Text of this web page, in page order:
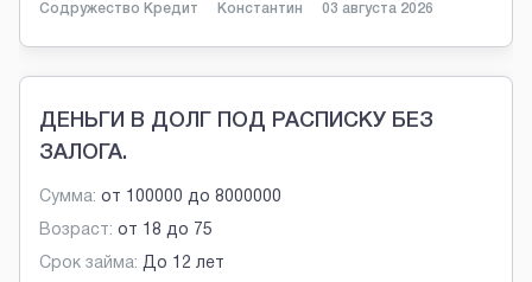
Содружество Кредит Константин 03 августа 2026
ДЕНЬГИ В ДОЛГ ПОД РАСПИСКУ БЕЗ
ЗАЛОГА.
Сумма: от 100000 до 8000000
Возраст: от 18 до 75
Срок займа: До 12 лет